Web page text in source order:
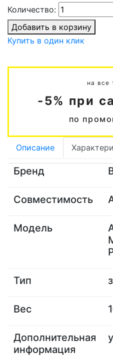
Количество:
Добавить в корзину
Купить в один клик
на все
-5% при
по
Описание
Бренд
Совместимость
Модель
Тип
Вес
Дополнительная
информация